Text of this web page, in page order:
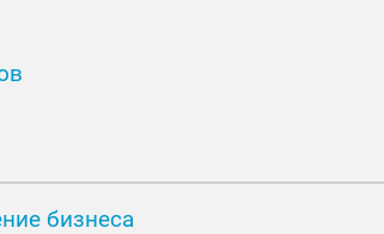
бизнеса